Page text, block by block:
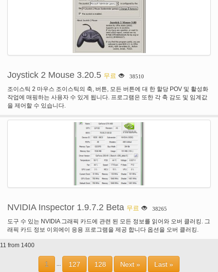
Joystick 2 Mouse 3.20.5 무료 38510
조이스틱 2 마우스 조이스틱의 축, 버튼, 모든 버튼에 대 한 할당 POV 및 활성화
작업에 매핑하는 사용자 수 있게 됩니다. 프로그램은 또한 각 축 감도 및 임계값
을 제어할 수 있습니다.
NVIDIA Inspector 1.9.7.2 Beta 무료 38265
도구 수 있는 NVIDIA 그래픽 카드에 관련 된 모든 정보를 읽어와 오버 클러킹. 그
래픽 카드 정보 이외에이 응용 프로그램을 제공 합니다 옵션을 오버 클러킹.
11 from 1400
1 ... 127 128 Next » Last »